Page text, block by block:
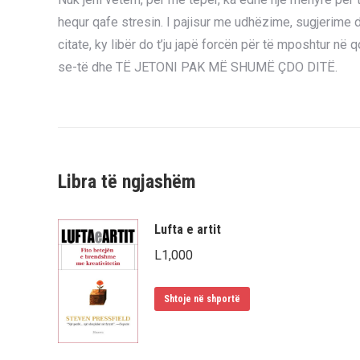
hequr qafe stresin. I pajisur me udhëzime, sugjerime
citate, ky libër do t’ju japë forcën për të mposhtur në
se-të dhe TË JETONI PAK MË SHUMË ÇDO DITË.
Libra të ngjashëm
Lufta e artit
L1,000
Shtoje në shportë